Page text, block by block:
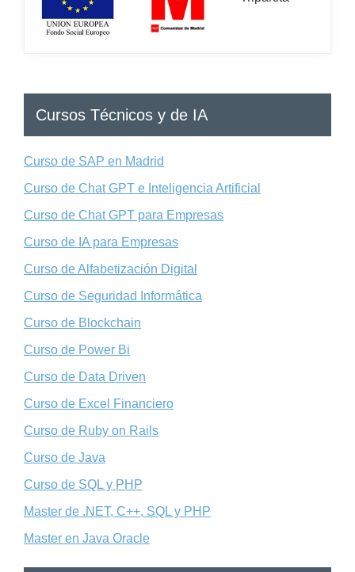
Cursos Técnicos y de IA
Curso de SAP en Madrid
Curso de Chat GPT e Inteligencia Artificial
Curso de Chat GPT para Empresas
Curso de IA para Empresas
Curso de Alfabetización Digital
Curso de Seguridad Informática
Curso de Blockchain
Curso de Power Bi
Curso de Data Driven
Curso de Excel Financiero
Curso de Ruby on Rails
Curso de Java
Curso de SQL y PHP
Master de .NET, C++, SQL y PHP
Master en Java Oracle